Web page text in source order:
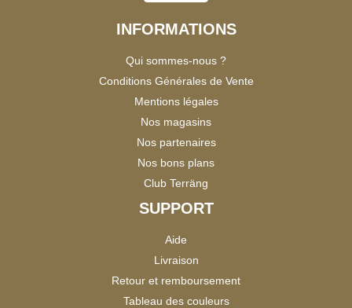
INFORMATIONS
Qui sommes-nous ?
Conditions Générales de Vente
Mentions légales
Nos magasins
Nos partenaires
Nos bons plans
Club Terräng
SUPPORT
Aide
Livraison
Retour et remboursement
Tableau des couleurs